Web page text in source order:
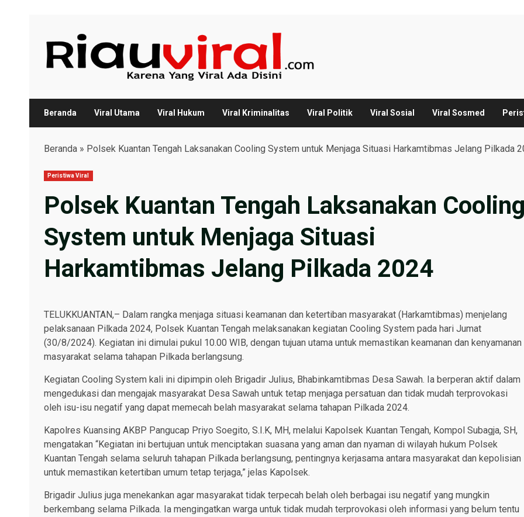
content
Beranda Viral Utama Viral Hukum Viral Kriminalitas Viral Politik Viral Sosial Viral Sosmed
Beranda » Polsek Kuantan Tengah Laksanakan Cooling System untuk Menjaga Situasi Harkamtibmas Jelang Pilkada
Peristiwa Viral
Polsek Kuantan Tengah Laksanakan
System untuk Menjaga Situasi
Harkamtibmas Jelang Pilkada 2024
TELUKKUANTAN,– Dalam rangka menjaga situasi keamanan dan ketertiban masyarakat (Harkamtibmas) menjelang
pelaksanaan Pilkada 2024, Polsek Kuantan Tengah melaksanakan kegiatan Cooling System pada hari Jumat
(30/8/2024). Kegiatan ini dimulai pukul 10.00 WIB, dengan tujuan utama untuk memastikan keamanan dan kenyamanan
masyarakat selama tahapan Pilkada berlangsung.
Kegiatan Cooling System kali ini dipimpin oleh Brigadir Julius, Bhabinkamtibmas Desa Sawah. Ia berperan aktif dalam
mengedukasi dan mengajak masyarakat Desa Sawah untuk tetap menjaga persatuan dan tidak mudah terprovokasi
oleh isu-isu negatif yang dapat memecah belah masyarakat selama tahapan Pilkada 2024.
Kapolres Kuansing AKBP Pangucap Priyo Soegito, S.I.K, MH, melalui Kapolsek Kuantan Tengah, Kompol Subagja, SH,
mengatakan “Kegiatan ini bertujuan untuk menciptakan suasana yang aman dan nyaman di wilayah hukum Polsek
Kuantan Tengah selama seluruh tahapan Pilkada berlangsung, pentingnya kerjasama antara masyarakat dan kepolisian
untuk memastikan ketertiban umum tetap terjaga,” jelas Kapolsek.
Brigadir Julius juga menekankan agar masyarakat tidak terpecah belah oleh berbagai isu negatif yang mungkin
berkembang selama Pilkada. Ia mengingatkan warga untuk tidak mudah terprovokasi oleh informasi yang belum tentu